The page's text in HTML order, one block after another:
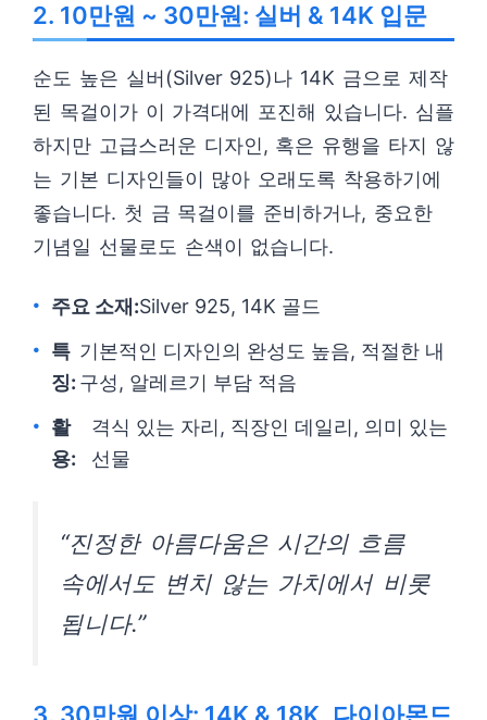
2. 10만원 ~ 30만원: 실버 & 14K 입문
순도 높은 실버(Silver 925)나 14K 금으로 제작
된 목걸이가 이 가격대에 포진해 있습니다. 심플
하지만 고급스러운 디자인, 혹은 유행을 타지 않
는 기본 디자인들이 많아 오래도록 착용하기에
좋습니다. 첫 금 목걸이를 준비하거나, 중요한
기념일 선물로도 손색이 없습니다.
주요 소재:Silver 925, 14K 골드
특
징:
기본적인 디자인의 완성도 높음, 적절한 내
구성, 알레르기 부담 적음
활
용:
격식 있는 자리, 직장인 데일리, 의미 있는
선물
“진정한 아름다움은 시간의 흐름
속에서도 변치 않는 가치에서 비롯
됩니다.”